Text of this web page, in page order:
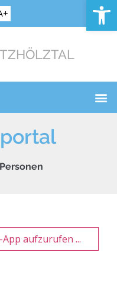
Personen
aufzurufen ...